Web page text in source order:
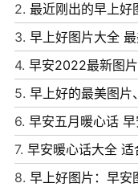
2. 最近刚出的早上
3. 早上好图片大全
4. 早安2022最新图
5. 早上好的最美图片
6. 早安五月暖心话
7. 早安暖心话大全
8. 早上好图片：早安